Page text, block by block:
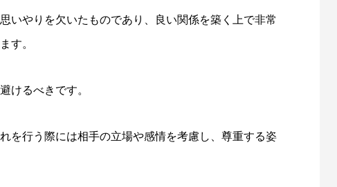
いやりを欠いたものであり、良い関係を築く上で非常
す。
けるべきです。
を行う際には相手の立場や感情を考慮し、尊重する姿